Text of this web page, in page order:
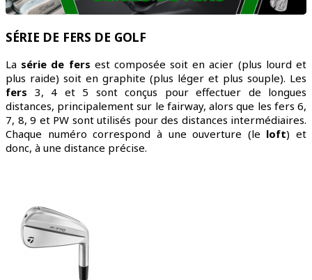
SÉRIE DE FERS DE GOLF
La série de fers est composée soit en acier (plus lourd et
plus raide) soit en graphite (plus léger et plus souple). Les
fers 3, 4 et 5 sont conçus pour effectuer de longues
distances, principalement sur le fairway, alors que les fers 6,
7, 8, 9 et PW sont utilisés pour des distances intermédiaires.
Chaque numéro correspond à une ouverture (le loft) et
donc, à une distance précise.